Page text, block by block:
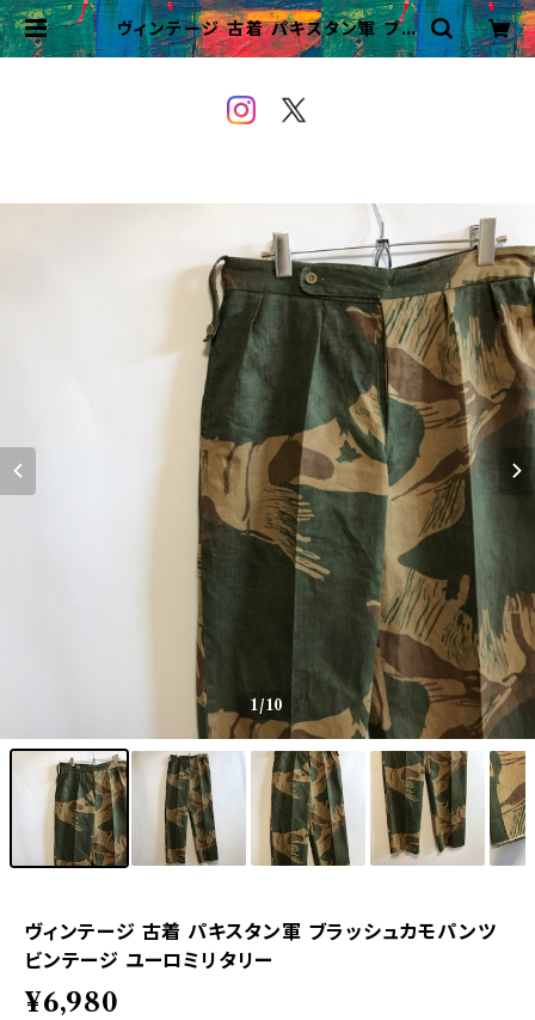
ヴィンテージ 古着 パキスタン軍 ブラ
ッシュカモパンツ ビンテージ ユーロ
1/10
ヴィンテージ 古着 パキスタン軍 ブラッシュカモパンツ
ビンテージ ユーロミリタリー
¥6,980